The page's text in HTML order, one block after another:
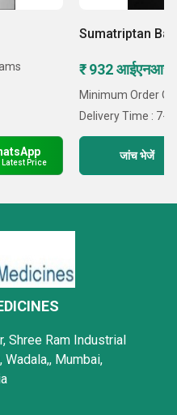
Latest Price
Sumatriptan
₹ 932 आईएनआर
Minimum Order
Delivery Time : 7-
जांच भेजें
Shree Ram Industrial
Wadala,, Mumbai,